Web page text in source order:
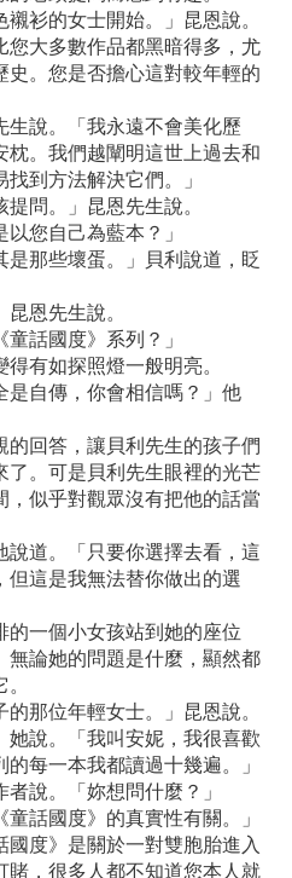
衫的女士開始。」昆恩說。
大多數作品都黑暗得多，尤
史。您是否擔心這對較年輕的
說。「我永遠不會美化歷
枕。我們越闡明這世上過去和
到方法解決它們。」
問。」昆恩先生說。
您自己為藍本？」
那些壞蛋。」貝利說道，眨
恩先生說。
話國度》系列？」
有如探照燈一般明亮。
自傳，你會相信嗎？」他
回答，讓貝利先生的孩子們
了。可是貝利先生眼裡的光芒
，似乎對觀眾沒有把他的話當
道。「只要你選擇去看，這
但這是我無法替你做出的選
一個小女孩站到她的座位
無論她的問題是什麼，顯然都
那位年輕女士。」昆恩說。
說。「我叫安妮，我很喜歡
每一本我都讀過十幾遍。」
者說。「妳想問什麼？」
話國度》的真實性有關。」
度》是關於一對雙胞胎進入
賭，很多人都不知道您本人就